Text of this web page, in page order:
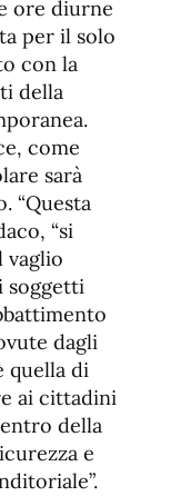
ore diurne
per il solo
con la
della
come
sarà
“Questa
“si
vaglio
soggetti
dagli
quella di
ai cittadini
della
e